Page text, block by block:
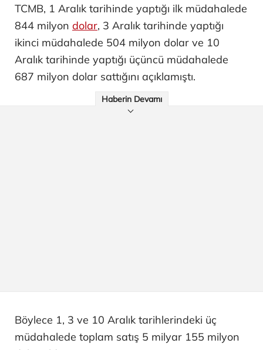
TCMB, 1 Aralık tarihinde yaptığı ilk müdahalede
844 milyon dolar, 3 Aralık tarihinde yaptığı
ikinci müdahalede 504 milyon dolar ve 10
Aralık tarihinde yaptığı üçüncü müdahalede
687 milyon dolar sattığını açıklamıştı.
Haberin Devamı
Böylece 1, 3 ve 10 Aralık tarihlerindeki üç
müdahalede toplam satış 5 milyar 155 milyon